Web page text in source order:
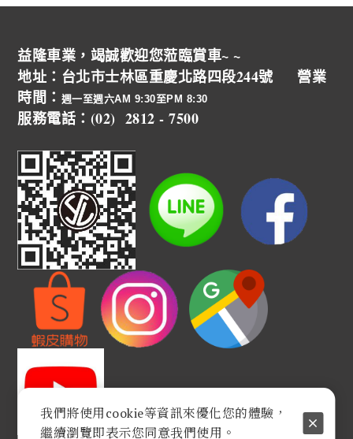
益隆車業，竭誠歡迎您蒞臨賞車~ ~
地址：台北市士林區重慶北路四段244號 營業
時間： 週一至週六AM 9:30至PM 8:30
服務電話：(02) 2812 - 7500
我們將使用cookie等資訊來優化您的體驗，
繼續瀏覽即表示您同意我們使用。